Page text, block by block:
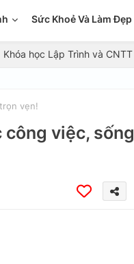
Sức Khoẻ Và Làm Đẹp
Khóa học Lập Trình và CNTT
vẹn!
việc, sống